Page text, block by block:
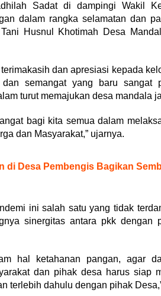
Sadat di dampingi Wakil
dalam rangka selamatan dan
Husnul Khotimah Desa
dan apresiasi kepada
semangat yang baru sangat
turut memajukan desa mandala
bagi kita semua dalam
dan Masyarakat,” ujarnya.
di Desa Pembengis Bagikan
ini salah satu yang tidak
sinergitas antara pkk dengan
hal ketahanan pangan, agar
dan pihak desa harus siap
terlebih dahulu dengan pihak